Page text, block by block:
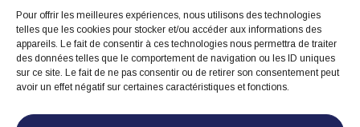
Pour offrir les meilleures expériences, nous utilisons des technologies
telles que les cookies pour stocker et/ou accéder aux informations des
appareils. Le fait de consentir à ces technologies nous permettra de traiter
des données telles que le comportement de navigation ou les ID uniques
sur ce site. Le fait de ne pas consentir ou de retirer son consentement peut
avoir un effet négatif sur certaines caractéristiques et fonctions.
Suivez-nous